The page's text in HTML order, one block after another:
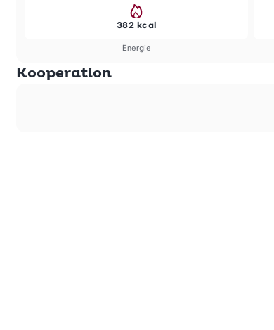
Energie
382 kcal
Kooperation